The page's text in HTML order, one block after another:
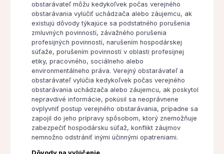
obstarávateľ môžu kedykoľvek počas verejného
obstarávania vylúčiť uchádzača alebo záujemcu, ak
existujú dôvody týkajúce sa podstatného porušenia
zmluvných povinností, závažného porušenia
profesijných povinností, narušením hospodárskej
súťaže, porušením povinností v oblasti profesijnej
etiky, pracovného, sociálneho alebo
environmentálneho práva. Verejný obstarávateľ a
obstarávateľ vylúčia kedykoľvek počas verejného
obstarávania uchádzača alebo záujemcu, ak poskytol
nepravdivé informácie, pokúsil sa neoprávnene
ovplyvniť postup verejného obstarávania, prípadne sa
zapojil do jeho prípravy spôsobom, ktorý znemožňuje
zabezpečiť hospodársku súťaž, konflikt záujmov
nemnožno odstrániť inými účinnými opatreniami.